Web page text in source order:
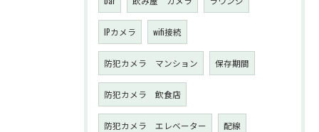
IPカメラ wifi接続
防犯カメラ マンション 保存期間
防犯カメラ 飲食店
防犯カメラ エレベーター 配線